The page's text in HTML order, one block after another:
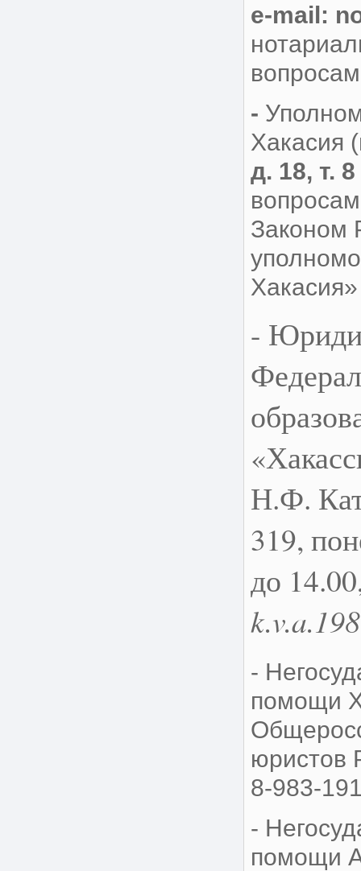
e-mail:
-
Хакасия (
д. 18, т.
Законом
-
Н.Ф.
319,
до
-
помощи
юристов
8-983-
-
помощи